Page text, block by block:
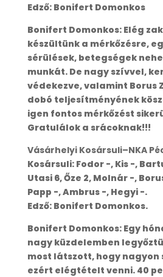
Edző: Bonifert Domonkos
Bonifert Domonkos: Elég
készültünk a mérkőzésre,
sérülések, betegségek
munkát. De nagy szívvel,
védekezve, valamint Borus
dobó teljesítményének
igen fontos mérkőzést
Gratulálok a srácoknak!!!
Vásárhelyi Kosársuli–NKA
Kosársuli: Fodor -, Kis -,
Utasi 6, Őze 2, Molnár -,
Papp -, Ambrus -, Hegyi -.
Edző: Bonifert Domonkos.
Bonifert Domonkos: Egy
nagy küzdelemben
most látszott, hogy nagyon
ezért elégtételt venni. 40